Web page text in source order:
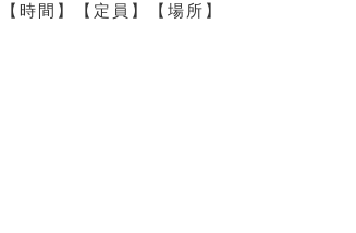
【時間】 【定員】 【場所】